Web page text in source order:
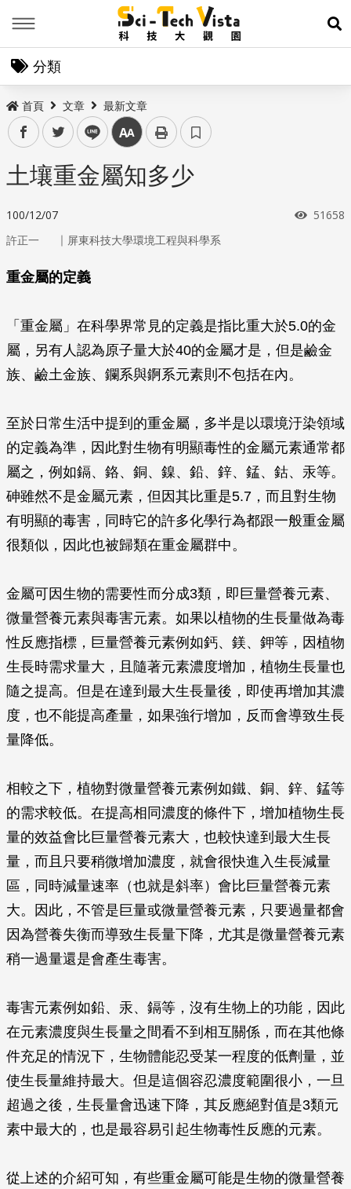
展
分類
首頁 文章 最新文章
facebooktwitter line 中
土壤重金屬知多少
100/12/07 瀏覽次
51658
許正一 ｜ 屏東科技大學環境工程與科學系
重金屬的定義
「重金屬」在科學界常見的定義是指比重大於5.0的金
屬，另有人認為原子量大於40的金屬才是，但是鹼金
族、鹼土金族、鑭系與錒系元素則不包括在內。
至於日常生活中提到的重金屬，多半是以環境汙染領域
的定義為準，因此對生物有明顯毒性的金屬元素通常都
屬之，例如鎘、鉻、銅、鎳、鉛、鋅、錳、鈷、汞等。
砷雖然不是金屬元素，但因其比重是5.7，而且對生物
有明顯的毒害，同時它的許多化學行為都跟一般重金屬
很類似，因此也被歸類在重金屬群中。
金屬可因生物的需要性而分成3類，即巨量營養元素、
微量營養元素與毒害元素。如果以植物的生長量做為毒
性反應指標，巨量營養元素例如鈣、鎂、鉀等，因植物
生長時需求量大，且隨著元素濃度增加，植物生長量也
隨之提高。但是在達到最大生長量後，即使再增加其濃
度，也不能提高產量，如果強行增加，反而會導致生長
量降低。
相較之下，植物對微量營養元素例如鐵、銅、鋅、錳等
的需求較低。在提高相同濃度的條件下，增加植物生長
量的效益會比巨量營養元素大，也較快達到最大生長
量，而且只要稍微增加濃度，就會很快進入生長減量
區，同時減量速率（也就是斜率）會比巨量營養元素
大。因此，不管是巨量或微量營養元素，只要過量都會
因為營養失衡而導致生長量下降，尤其是微量營養元素
稍一過量還是會產生毒害。
毒害元素例如鉛、汞、鎘等，沒有生物上的功能，因此
在元素濃度與生長量之間看不到相互關係，而在其他條
件充足的情況下，生物體能忍受某一程度的低劑量，並
使生長量維持最大。但是這個容忍濃度範圍很小，一旦
超過之後，生長量會迅速下降，其反應絕對值是3類元
素中最大的，也是最容易引起生物毒性反應的元素。
從上述的介紹可知，有些重金屬可能是生物的微量營養